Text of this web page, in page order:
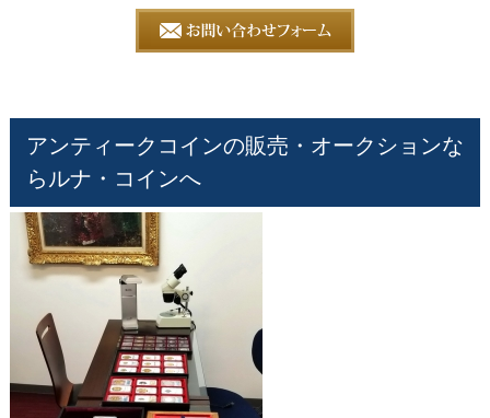
アンティークコインの販売・オークションな
らルナ・コインへ